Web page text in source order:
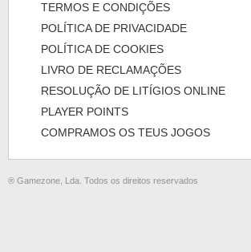
TERMOS E CONDIÇÕES
POLÍTICA DE PRIVACIDADE
POLÍTICA DE COOKIES
LIVRO DE RECLAMAÇÕES
RESOLUÇÃO DE LITÍGIOS ONLINE
PLAYER POINTS
COMPRAMOS OS TEUS JOGOS
® Gamezone, Lda. Todos os direitos reservados